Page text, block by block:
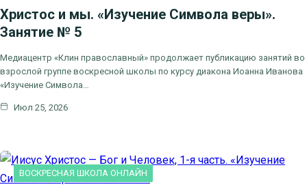
Христос и мы. «Изучение Символа веры».
Занятие № 5
Медиацентр «Клин православный» продолжает публикацию занятий во
взрослой группе воскресной школы по курсу диакона Иоанна Иванова
«Изучение Символа…
Июл 25, 2026
ВОСКРЕСНАЯ ШКОЛА ОНЛАЙН